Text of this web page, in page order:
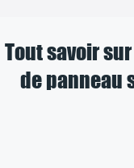
Tout savoir
de panneau